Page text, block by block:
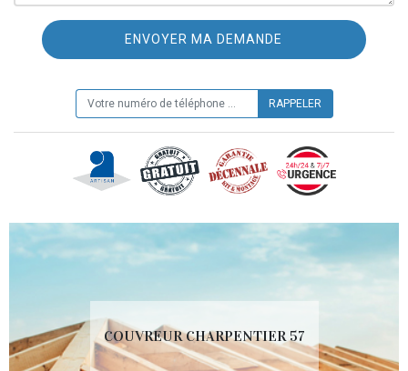
COUVREUR CHARPENTIER 57